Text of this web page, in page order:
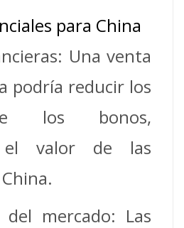
para China
Una venta
podría reducir los
los bonos,
el valor de las
del mercado: Las